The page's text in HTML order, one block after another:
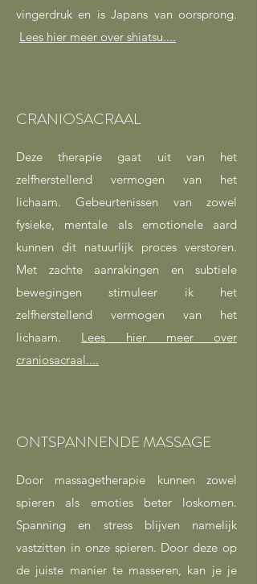
vingerdruk en is Japans van oorsprong.
Lees hier meer over shiatsu....
CRANIOSACRAAL
Deze therapie gaat uit van het
zelfherstellend vermogen van het
lichaam. Gebeurtenissen van zowel
fysieke, mentale als emotionele aard
kunnen dit natuurlijk proces verstoren.
Met zachte aanrakingen en subtiele
bewegingen stimuleer ik het
zelfherstellend vermogen van het
lichaam. Lees hier meer over
craniosacraal....
ONTSPANNENDE MASSAGE
Door massagetherapie kunnen zowel
spieren als emoties beter loskomen.
Spanning en stress blijven namelijk
vastzitten in onze spieren. Door deze op
de juiste manier te masseren, kan je je